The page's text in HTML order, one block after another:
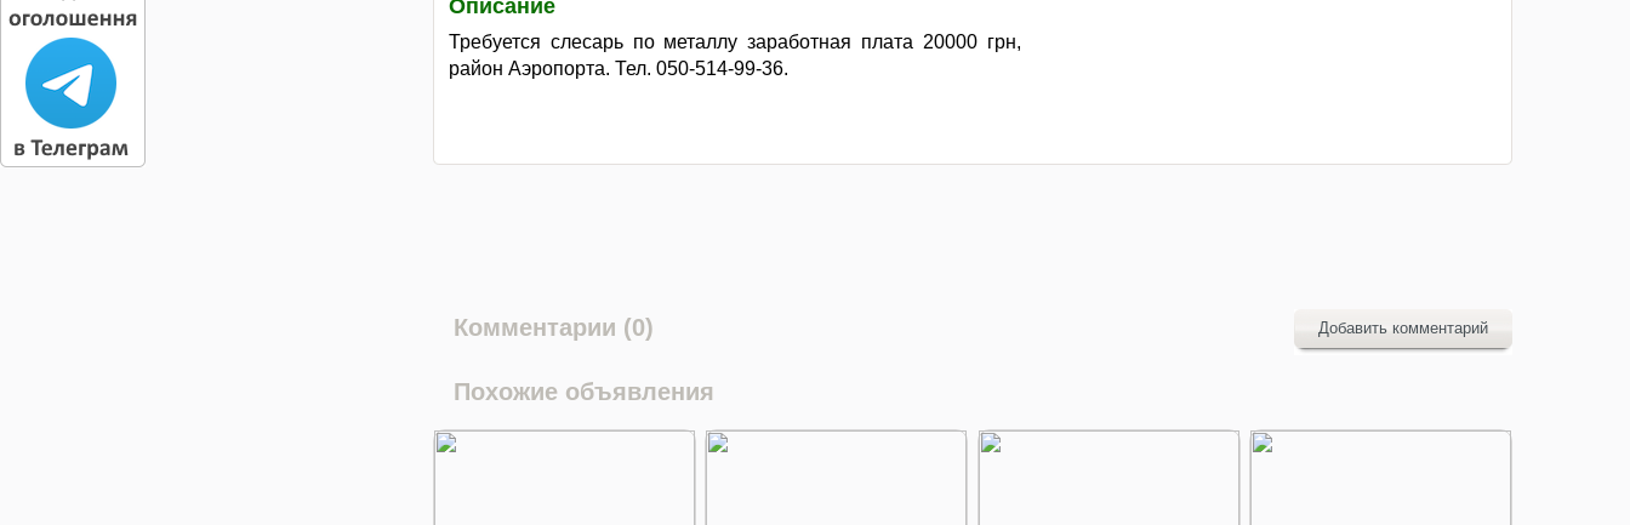
Описание
Требуется слесарь по металлу заработная плата 20000 грн,
район Аэропорта. Тел. 050-514-99-36.
Комментарии (0) Добавить комментарий
Похожие объявления